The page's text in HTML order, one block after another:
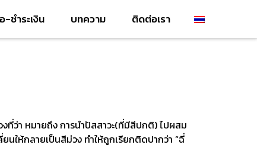
ชำระเงิน บทความ ติดต่อเรา
งที่ว่า หมายถึง การนำปัสสาวะ(ที่มีสีปกติ) ไปผสม
นให้กลายเป็นสีม่วง ทำให้ถูกเรียกติดปากว่า “ฉี่